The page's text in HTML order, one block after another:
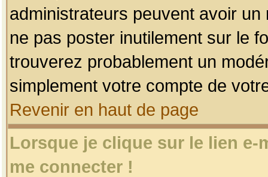
administrateurs peuvent avoir
ne pas poster inutilement sur le
trouverez probablement un
simplement votre compte de
Revenir en haut de page
Lorsque je clique sur le lien
me connecter !